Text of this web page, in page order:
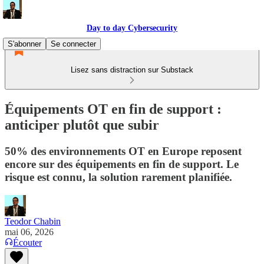
Day to day Cybersecurity
S'abonner
Se connecter
Lisez sans distraction sur Substack
Équipements OT en fin de support :
anticiper plutôt que subir
50% des environnements OT en Europe reposent
encore sur des équipements en fin de support. Le
risque est connu, la solution rarement planifiée.
Teodor Chabin
mai 06, 2026
Écouter